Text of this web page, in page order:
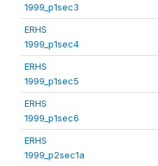
1999_p1sec3
ERHS
1999_p1sec4
ERHS
1999_p1sec5
ERHS
1999_p1sec6
ERHS
1999_p2sec1a